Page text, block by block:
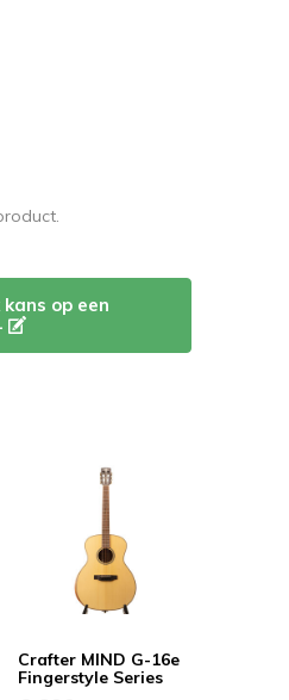
op een
Crafter MIND G-16e
Fingerstyle Series